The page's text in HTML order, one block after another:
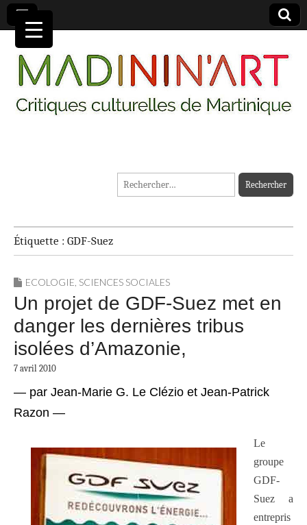
MADININ'ART
Rechercher :
Étiquette : GDF-Suez
ECOLOGIE, SCIENCES SOCIALES
Un projet de GDF-Suez met en
danger les dernières tribus
isolées d’Amazonie,
7 avril 2010
— par Jean-Marie G. Le Clézio et Jean-Patrick
Razon —
Le
groupe
GDF-
Suez a
entrepris